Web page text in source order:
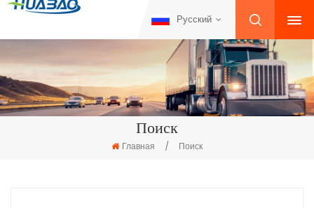
Русский
Поиск
Главная / Поиск